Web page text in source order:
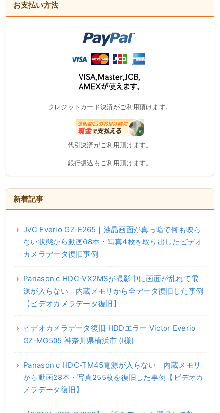
お支払い方法
クレジットカード決済がご利用頂けます。
代引決済がご利用頂けます。
銀行振込もご利用頂けます。
新着記事
JVC Everio GZ-E265｜液晶画面が真っ暗で何も映ら
ない状態から動画68本・写真4枚を取り出したビデオ
カメラデータ復旧事例
Panasonic HDC-VX2MSが撮影中に画面が乱れて電
源が入らない｜内蔵メモリから全データ復旧した事例
【ビデオカメラデータ復旧】
ビデオカメラデータ復旧 HDDエラー Victor Everio
GZ-MG505 神奈川県横浜市 (I様)
Panasonic HDC-TM45電源が入らない｜内蔵メモリ
から動画28本・写真255枚を復旧した事例【ビデオカ
メラデータ復旧】